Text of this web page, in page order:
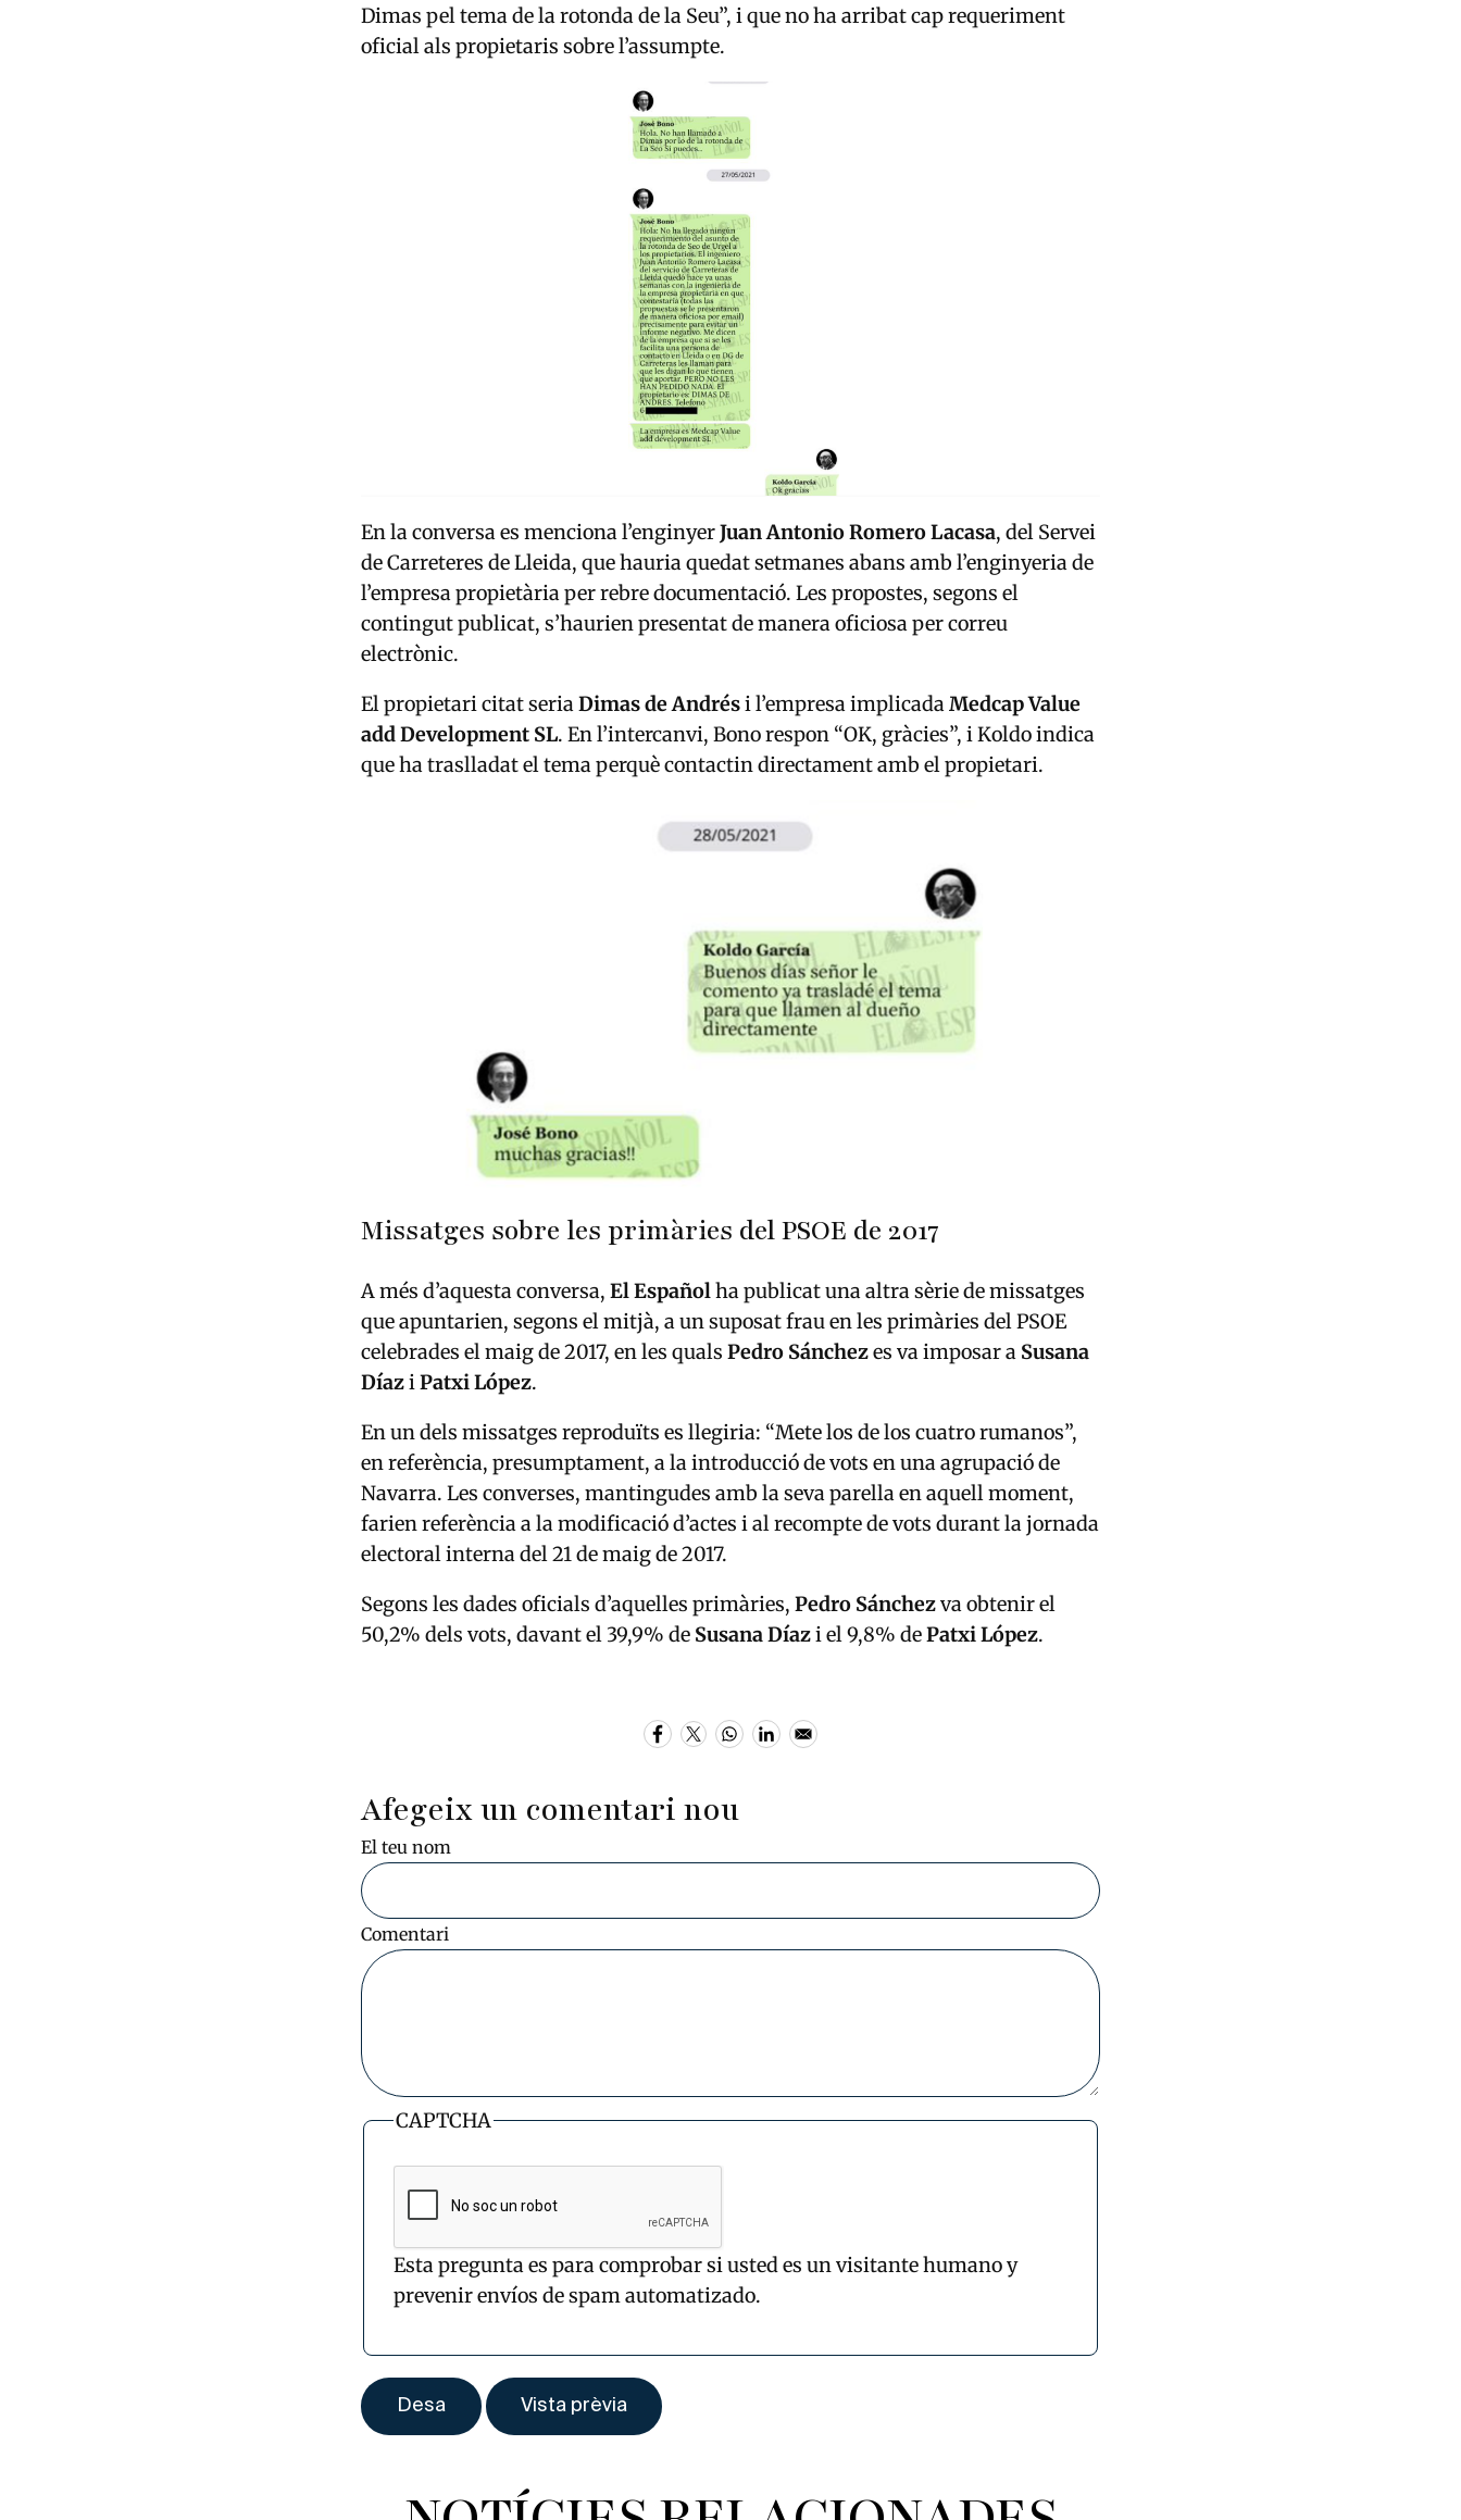
Dimas pel tema de la rotonda de la Seu”, i que no ha arribat cap requeriment
oficial als propietaris sobre l’assumpte.
En la conversa es menciona l’enginyerJuan Antonio Romero Lacasa, del Servei
de Carreteres de Lleida, que hauria quedat setmanes abans amb l’enginyeria de
l’empresa propietària per rebre documentació. Les propostes, segons el
contingut publicat, s’haurien presentat de manera oficiosa per correu
electrònic.
El propietari citat seriaDimas de Andrési l’empresa implicadaMedcap Value
add Development SL. En l’intercanvi, Bono respon “OK, gràcies”, i Koldo indica
que ha traslladat el tema perquè contactin directament amb el propietari.
Missatges sobre les primàries del PSOE de 2017
A més d’aquesta conversa, El Españolha publicat una altra sèrie de missatges
que apuntarien, segons el mitjà, a un suposat frau en les primàries del PSOE
celebrades el maig de 2017, en les quals Pedro Sánchezes va imposar a Susana
DíaziPatxi López.
En un dels missatges reproduïts es llegiria: “Mete los de los cuatro rumanos”,
en referència, presumptament, a la introducció de vots en una agrupació de
Navarra. Les converses, mantingudes amb la seva parella en aquell moment,
farien referència a la modificació d’actes i al recompte de vots durant la jornada
electoral interna del 21 de maig de 2017.
Segons les dades oficials d’aquelles primàries, Pedro Sánchezva obtenir el
50,2% dels vots, davant el 39,9% de Susana Díazi el 9,8% dePatxi López.
Afegeix un comentari nou
El teu nom
Comentari
CAPTCHA
Esta pregunta es para comprobar si usted es un visitante humano y
prevenir envíos de spam automatizado.